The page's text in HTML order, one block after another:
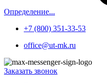
Определение...
+7 (800) 351-33-53
office@ut-mk.ru
Заказать звонок